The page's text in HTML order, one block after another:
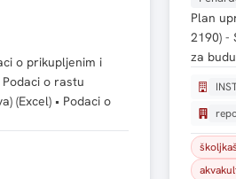
o prikupljenim i
o rastu
(Excel) • Podaci o
Plan
2190) -
za